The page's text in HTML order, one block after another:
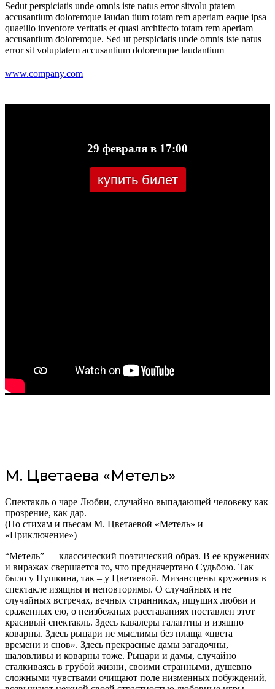
Sedut perspiciatis unde omnis iste natus error sitvolu ptatem
accusantium doloremque laudan tium totam rem aperiam eaque ipsa
quaeillo inventore veritatis et quasi architecto totam rem aperiam
accusantium doloremque. Sed ut perspiciatis unde omnis iste natus
error sit voluptatem accusantium doloremque laudantium
www.company.com
29 февраля в 17:00
купить билет
М. Цветаева «Метель»
Спектакль о чаре Любви, случайно выпадающей человеку как
прозрение, как дар.
(По стихам и пьесам М. Цветаевой «Метель» и
«Приключение»)
“Метель” — классический поэтический образ. В ее кружениях
и виражах свершается то, что предначертано Судьбою. Так
было у Пушкина, так – у Цветаевой. Мизансцены кружения в
спектакле изящны и неповторимы. О случайных и не
случайных встречах, вечных странниках, ищущих любви и
сраженных ею, о неизбежных расставаниях поставлен этот
красивый спектакль. Здесь кавалеры галантны и изящно
коварны. Здесь рыцари не мыслимы без плаща «цвета
времени и снов». Здесь прекрасные дамы загадочны,
шаловливы и коварны тоже. Рыцари и дамы, случайно
сталкиваясь в грубой жизни, своими странными, душевно
сложными чувствами очищают поле низменных побуждений,